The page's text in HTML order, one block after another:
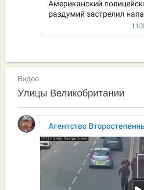
Видео
Улицы Великобритании